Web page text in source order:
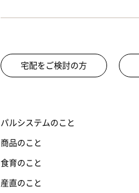
宅配をご検討の方
パルシステムのこと
商品のこと
食育のこと
産直のこと